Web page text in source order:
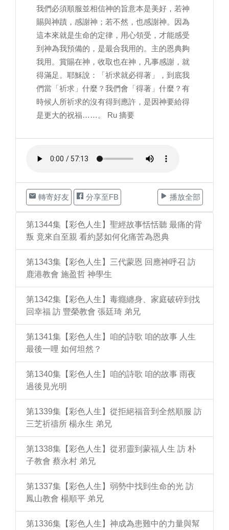
我們必須順服並相信神的旨意本是美好，若神
賜與神蹟，感謝神；若不然，也感謝神。因為
這本來就是生命的定律，用心領受，才能感受
到神為我預備的，是最合我用的。主的恩典夠
我用。賞賜在神，收取也在神，凡事感謝，就
得滿足。耶穌說：「祈求就必得著」，到底我
們當「祈求」什麼？我們會「得著」什麼？有
時候人所祈求的沒有得到應許，是因神要給得
是更大的祝福……。 Ru 摘要
轉寄好友 分享至FB 播放全部
第1344集【彩色人生】聖經故事恬恬聽 最痛的背
叛 竟來自至親 看約瑟如何化痛苦為恩典
第1343集【彩色人生】三代蒙恩 回應神呼召 訪
鹿港教會 施盈哲 神學生
第1342集【彩色人生】毒癮纏身、家庭破碎到找
回幸福 訪 豐榮教會 張廷琦 弟兄
第1341集【彩色人生】咱的詩歌 咱的故事 人生
最後一哩 如何坦然？
第1340集【彩色人生】咱的詩歌 咱的故事 雨夜
過後見光明
第1339集【彩色人生】從拒絕福音到全然順服 訪
三芝祈禱所 楊永生 弟兄
第1338集【彩色人生】從邪靈到蒙福人生 訪 朴
子教會 蔡永村 弟兄
第1337集【彩色人生】弱勢中找到生命的光 訪
鳳山教會 楊順平 弟兄
第1336集【彩色人生】神成為患難中的力量與幫